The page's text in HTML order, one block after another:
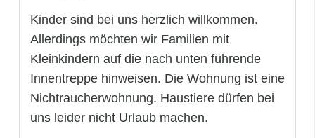
Kinder sind bei uns herzlich willkommen.
Allerdings möchten wir Familien mit
Kleinkindern auf die nach unten führende
Innentreppe hinweisen. Die Wohnung ist eine
Nichtraucherwohnung. Haustiere dürfen bei
uns leider nicht Urlaub machen.